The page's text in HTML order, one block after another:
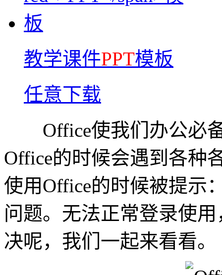
教学课件PPT模板
任意下载
Office使我们办公必备
Office的时候会遇到各种
使用Office的时候被提示
问题。无法正常登录使
决呢，我们一起来看看。